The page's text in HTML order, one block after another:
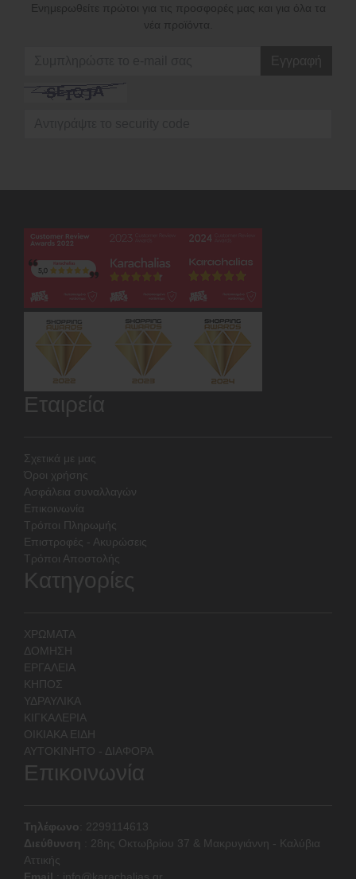
Ενημερωθείτε πρώτοι για τις προσφορές μας και για όλα τα
νέα προϊόντα.
Εταιρεία
Σχετικά με μας
Όροι χρήσης
Ασφάλεια συναλλαγών
Επικοινωνία
Τρόποι Πληρωμής
Επιστροφές - Ακυρώσεις
Τρόποι Αποστολής
Κατηγορίες
ΧΡΩΜΑΤΑ
ΔΟΜΗΣΗ
ΕΡΓΑΛΕΙΑ
ΚΗΠΟΣ
ΥΔΡΑΥΛΙΚΑ
ΚΙΓΚΑΛΕΡΙΑ
ΟΙΚΙΑΚΑ ΕΙΔΗ
ΑΥΤΟΚΙΝΗΤΟ - ΔΙΑΦΟΡΑ
Επικοινωνία
Τηλέφωνο : 2299114613
Διεύθυνση
28ης Οκτωβρίου 37 & Μακρυγιάννη - Καλύβια
Αττικής
Email
info@karachalias.gr